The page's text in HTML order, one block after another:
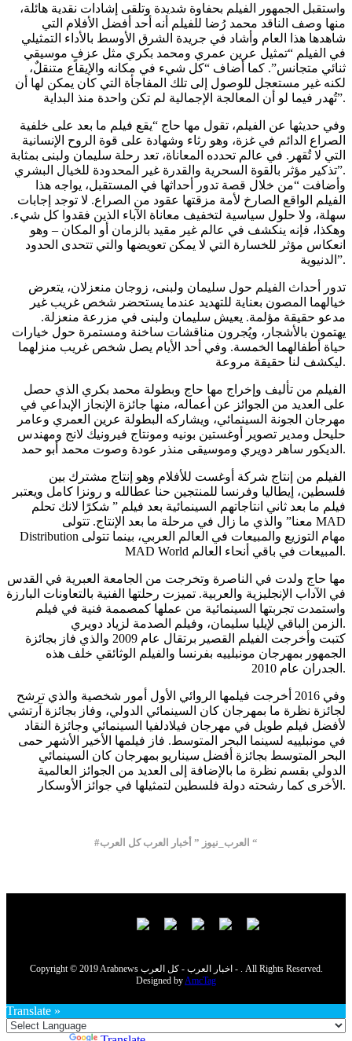
واستقبل الجمهور الفيلم بحفاوة شديدة وتلقى إشادات نقدية هائلة،
منها وصف الناقد محمد رُضا للفيلم أنه أحد أفضل الأفلام التي
شاهدها هذا العام وأشاد في جريدة الشرق الأوسط بالأداء التمثيلي
في الفيلم “تمثيل عرين عمري ومحمد بكري مثل عزفٍ موسيقي
ثنائي متجانس”. كما أضاف “كل شيء في مكانه والإيقاع متنقلٌ،
لكنه غير مستعجل للوصول إلى تلك المفاجأة التي كان يمكن لها أن
تُهدر فيما لو أن المعالجة الإجمالية لم تكن واحدة منذ البداية”.
وفي حديثها عن الفيلم، تقول مها حاج “يقع فيلم ما بعد على خلفية
الصراع الدائم في غزة، وهو رثاء وشهادة على قوة الروح الإنسانية
التي لا تُقهر. في عالم تحدده المعاناة، تعد رحلة سليمان ولبنى بمثابة
تذكير مؤثر بالقوة السحرية والقدرة غير المحدودة للخيال البشري”.
وأضافت “من خلال قصة تدور أحداثها في المستقبل، يواجه هذا
الفيلم الواقع الصارخ لأمة مزقتها عقود من الصراع. لا توجد إجابات
سهلة، ولا حلول سياسية لتخفيف معاناة الآباء الذين فقدوا كل شيء.
وهكذا، فإنه ينكشف في عالم غير مقيد بالزمان أو المكان – وهو
انعكاس مؤثر للخسارة التي لا يمكن تعويضها والتي تتحدى الحدود
الدنيوية”.
تدور أحداث الفيلم حول سليمان ولبنى، زوجان منعزلان، يتعرض
خيالهما المصون بعناية للتهديد عندما يستحضر شخص غريب غير
مدعو حقيقة مؤلمة. يعيش سليمان ولبنى في مزرعة منعزلة.
يهتمون بالأشجار، ويُجرون مناقشات ساخنة ومستمرة حول خيارات
حياة أطفالهما الخمسة. وفي أحد الأيام يصل شخص غريب منزلهما
ليكشف لنا حقيقة مروعة.
الفيلم من تأليف وإخراج مها حاج وبطولة محمد بكري الذي حصل
على العديد من الجوائز عن أعماله، منها جائزة الإنجاز الإبداعي في
مهرجان الجونة السينمائي، ويشاركه البطولة عرين العمري وعامر
حليحل ومدير تصوير أوغستين بونيه ومونتاج فيرونيك لانج ومهندس
الديكور ساهر دويري وموسيقى منذر عودة وصوت محمد أبو حمد.
الفيلم من إنتاج شركة أوغست للأفلام وهو إنتاج مشترك بين
فلسطين، إيطاليا وفرنسا للمنتجين حنا عطالله و رونزا كامل ويعتبر
فيلم ما بعد ثاني انتاجاتهم السينمائية بعد فيلم ” شكرًا لانك تحلم
معنا” والذي ما زال في مرحلة ما بعد الإنتاج. تتولى MAD
Distribution مهام التوزيع والمبيعات في العالم العربي، بينما تتولى
MAD World المبيعات في باقي أنحاء العالم.
مها حاج ولدت في الناصرة وتخرجت من الجامعة العبرية في القدس
في الآداب الإنجليزية والعربية. تميزت رحلتها الفنية بالتعاونات البارزة
واستمدت تجربتها السينمائية من عملها كمصممة فنية في فيلم
الزمن الباقي لإيليا سليمان، وفيلم الصدمة لزياد دويري.
كتبت وأخرجت الفيلم القصير برتقال عام 2009 والذي فاز بجائزة
الجمهور بمهرجان مونبلييه بفرنسا والفيلم الوثائقي خلف هذه
الجدران عام 2010.
وفي 2016 أخرجت فيلمها الروائي الأول أمور شخصية والذي ترشح
لجائزة نظرة ما بمهرجان كان السينمائي الدولي، وفاز بجائزة آرتشي
لأفضل فيلم طويل في مهرجان فيلادلفيا السينمائي وجائزة النقاد
في مونبلييه لسينما البحر المتوسط. فاز فيلمها الأخير الأشهر حمى
البحر المتوسط بجائزة أفضل سيناريو بمهرجان كان السينمائي
الدولي بقسم نظرة ما بالإضافة إلى العديد من الجوائز العالمية
الأخرى كما رشحته دولة فلسطين لتمثيلها في جوائز الأوسكار.
#العرب_نيوز ” أخبار العرب كل العرب “
Copyright © 2019 Arabnews اخبار العرب - كل العرب - . All Rights Reserved.
Designed byAmcTag
Translate »